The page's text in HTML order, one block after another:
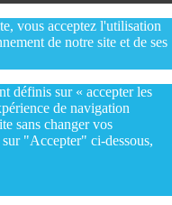
vous acceptez l'utilisation
de notre site et de ses
définis sur « accepter les
de navigation
sans changer vos
"Accepter" ci-dessous,